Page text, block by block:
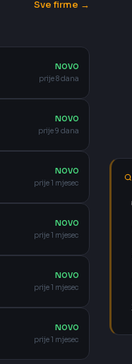
Sve firme →
NOVO
prije 8 dana
NOVO
prije 9 dana
NOVO
prije 1 mjesec
NOVO
prije 1 mjesec
NOVO
prije 1 mjesec
NOVO
prije 1 mjesec